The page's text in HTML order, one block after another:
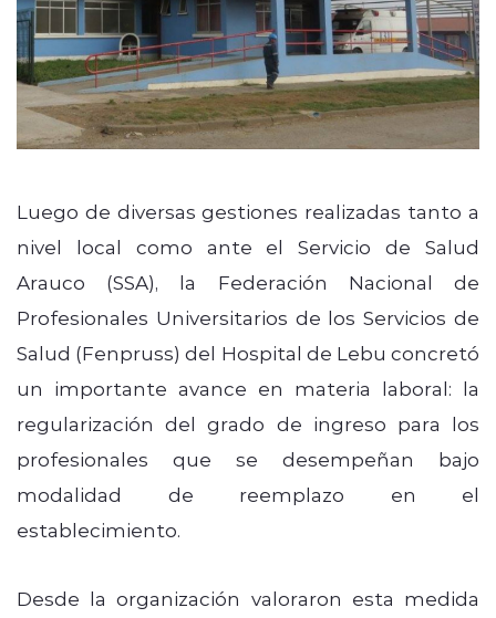
Luego de diversas gestiones realizadas tanto a
nivel local como ante el Servicio de Salud
Arauco (SSA), la Federación Nacional de
Profesionales Universitarios de los Servicios de
Salud (Fenpruss) del Hospital de Lebu concretó
un importante avance en materia laboral: la
regularización del grado de ingreso para los
profesionales que se desempeñan bajo
modalidad de reemplazo en el
establecimiento.
Desde la organización valoraron esta medida